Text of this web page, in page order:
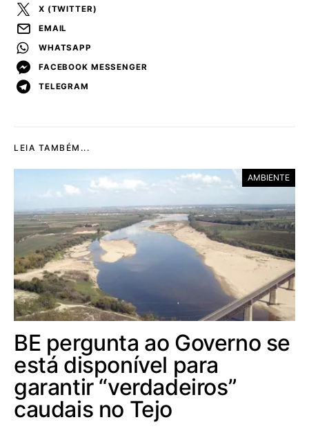
X (TWITTER)
EMAIL
WHATSAPP
FACEBOOK MESSENGER
TELEGRAM
LEIA TAMBÉM...
AMBIENTE
BE pergunta ao Governo se
está disponível para
garantir “verdadeiros”
caudais no Tejo